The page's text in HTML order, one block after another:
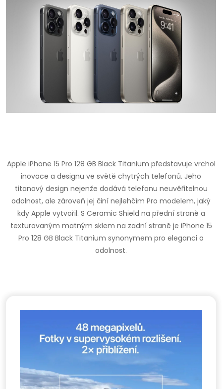
Apple iPhone 15 Pro 128 GB Black Titanium představuje vrchol
inovace a designu ve světě chytrých telefonů. Jeho
titanový design nejenže dodává telefonu neuvěřitelnou
odolnost, ale zároveň jej činí nejlehčím Pro modelem, jaký
kdy Apple vytvořil. S Ceramic Shield na přední straně a
texturovaným matným sklem na zadní straně je iPhone 15
Pro 128 GB Black Titanium synonymem pro eleganci a
odolnost.